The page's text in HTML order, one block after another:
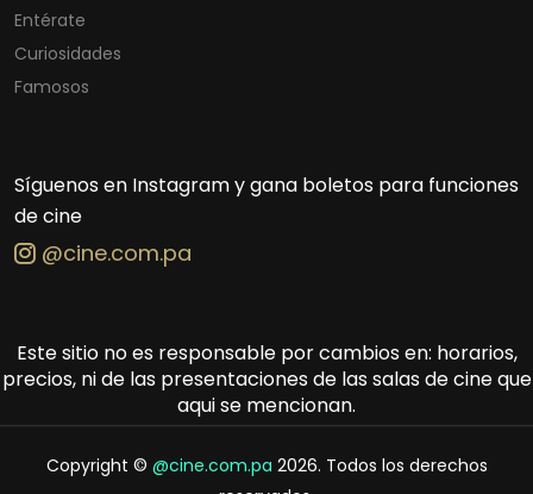
Entérate
Curiosidades
Famosos
Síguenos en Instagram y gana boletos para funciones
de cine
@cine.com.pa
Este sitio no es responsable por cambios en: horarios,
precios, ni de las presentaciones de las salas de cine que
aqui se mencionan.
Copyright © @cine.com.pa 2026. Todos los derechos